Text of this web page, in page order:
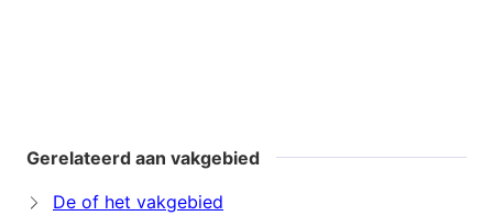
Gerelateerd aan vakgebied
De of het vakgebied